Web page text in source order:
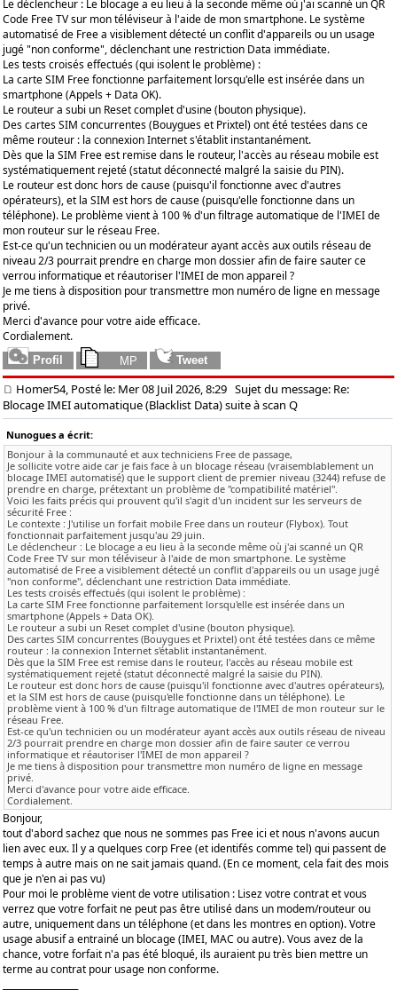
Le déclencheur : Le blocage a eu lieu à la seconde même où j'ai scanné un QR
Code Free TV sur mon téléviseur à l'aide de mon smartphone. Le système
automatisé de Free a visiblement détecté un conflit d'appareils ou un usage
jugé "non conforme", déclenchant une restriction Data immédiate.
Les tests croisés effectués (qui isolent le problème) :
La carte SIM Free fonctionne parfaitement lorsqu'elle est insérée dans un
smartphone (Appels + Data OK).
Le routeur a subi un Reset complet d'usine (bouton physique).
Des cartes SIM concurrentes (Bouygues et Prixtel) ont été testées dans ce
même routeur : la connexion Internet s'établit instantanément.
Dès que la SIM Free est remise dans le routeur, l'accès au réseau mobile est
systématiquement rejeté (statut déconnecté malgré la saisie du PIN).
Le routeur est donc hors de cause (puisqu'il fonctionne avec d'autres
opérateurs), et la SIM est hors de cause (puisqu'elle fonctionne dans un
téléphone). Le problème vient à 100 % d'un filtrage automatique de l'IMEI de
mon routeur sur le réseau Free.
Est-ce qu'un technicien ou un modérateur ayant accès aux outils réseau de
niveau 2/3 pourrait prendre en charge mon dossier afin de faire sauter ce
verrou informatique et réautoriser l'IMEI de mon appareil ?
Je me tiens à disposition pour transmettre mon numéro de ligne en message
privé.
Merci d'avance pour votre aide efficace.
Cordialement.
Homer54, Posté le: Mer 08 Juil 2026, 8:29 Sujet du message: Re:
Blocage IMEI automatique (Blacklist Data) suite à scan Q
Nunogues a écrit:
Bonjour à la communauté et aux techniciens Free de passage,
Je sollicite votre aide car je fais face à un blocage réseau (vraisemblablement un
blocage IMEI automatisé) que le support client de premier niveau (3244) refuse de
prendre en charge, prétextant un problème de "compatibilité matériel".
Voici les faits précis qui prouvent qu'il s'agit d'un incident sur les serveurs de
sécurité Free :
Le contexte : J'utilise un forfait mobile Free dans un routeur (Flybox). Tout
fonctionnait parfaitement jusqu'au 29 juin.
Le déclencheur : Le blocage a eu lieu à la seconde même où j'ai scanné un QR
Code Free TV sur mon téléviseur à l'aide de mon smartphone. Le système
automatisé de Free a visiblement détecté un conflit d'appareils ou un usage jugé
"non conforme", déclenchant une restriction Data immédiate.
Les tests croisés effectués (qui isolent le problème) :
La carte SIM Free fonctionne parfaitement lorsqu'elle est insérée dans un
smartphone (Appels + Data OK).
Le routeur a subi un Reset complet d'usine (bouton physique).
Des cartes SIM concurrentes (Bouygues et Prixtel) ont été testées dans ce même
routeur : la connexion Internet s'établit instantanément.
Dès que la SIM Free est remise dans le routeur, l'accès au réseau mobile est
systématiquement rejeté (statut déconnecté malgré la saisie du PIN).
Le routeur est donc hors de cause (puisqu'il fonctionne avec d'autres opérateurs),
et la SIM est hors de cause (puisqu'elle fonctionne dans un téléphone). Le
problème vient à 100 % d'un filtrage automatique de l'IMEI de mon routeur sur le
réseau Free.
Est-ce qu'un technicien ou un modérateur ayant accès aux outils réseau de niveau
2/3 pourrait prendre en charge mon dossier afin de faire sauter ce verrou
informatique et réautoriser l'IMEI de mon appareil ?
Je me tiens à disposition pour transmettre mon numéro de ligne en message
privé.
Merci d'avance pour votre aide efficace.
Cordialement.
Bonjour,
tout d'abord sachez que nous ne sommes pas Free ici et nous n'avons aucun
lien avec eux. Il y a quelques corp Free (et identifés comme tel) qui passent de
temps à autre mais on ne sait jamais quand. (En ce moment, cela fait des mois
que je n'en ai pas vu)
Pour moi le problème vient de votre utilisation : Lisez votre contrat et vous
verrez que votre forfait ne peut pas être utilisé dans un modem/routeur ou
autre, uniquement dans un téléphone (et dans les montres en option). Votre
usage abusif a entrainé un blocage (IMEI, MAC ou autre). Vous avez de la
chance, votre forfait n'a pas été bloqué, ils auraient pu très bien mettre un
terme au contrat pour usage non conforme.